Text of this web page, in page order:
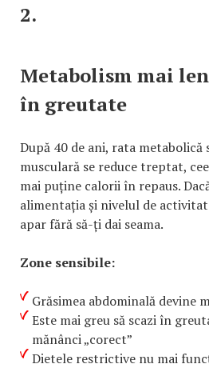
2.
Metabolism mai
în greutate
După 40 de ani, rata metabolică
musculară se reduce treptat,
mai puține calorii în repaus.
alimentația și nivelul de
apar fără să-ți dai seama.
Zone sensibile:
Grăsimea abdominală devine
Este mai greu să scazi în
mănânci „corect”
Dietele restrictive nu mai